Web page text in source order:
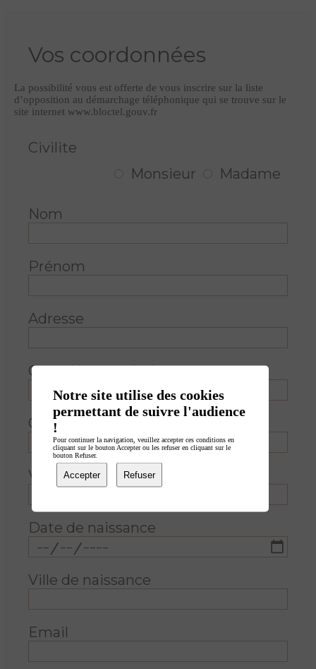
Notre site utilise des cookies
permettant de suivre l'audience
!
Pour continuer la navigation, veuillez accepter ces conditions en
cliquant sur le bouton Accepter ou les refuser en cliquant sur le
bouton Refuser.
Accepter Refuser
Vos coordonnées
La possibilité vous est offerte de vous inscrire sur la liste
d’opposition au démarchage téléphonique qui se trouve sur le
site internet www.bloctel.gouv.fr
Civilite
Madame
Monsieur
Nom
Prénom
Adresse
Complément d'adresse
Code postal
Ville
Date de naissance
Ville de naissance
Email